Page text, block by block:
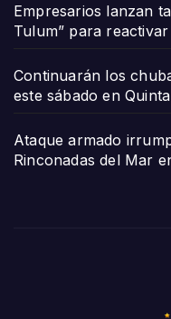
Empresarios lanzan
Tulum” para
Continuarán los
este sábado en
Ataque armado
Rinconadas del Mar